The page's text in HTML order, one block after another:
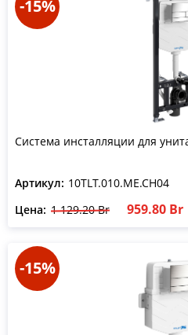
-15%
Система инсталляции для
Артикул: 10TLT.010.ME.CH04
Цена: 1 129.20 Br 959.80 Br
-15%